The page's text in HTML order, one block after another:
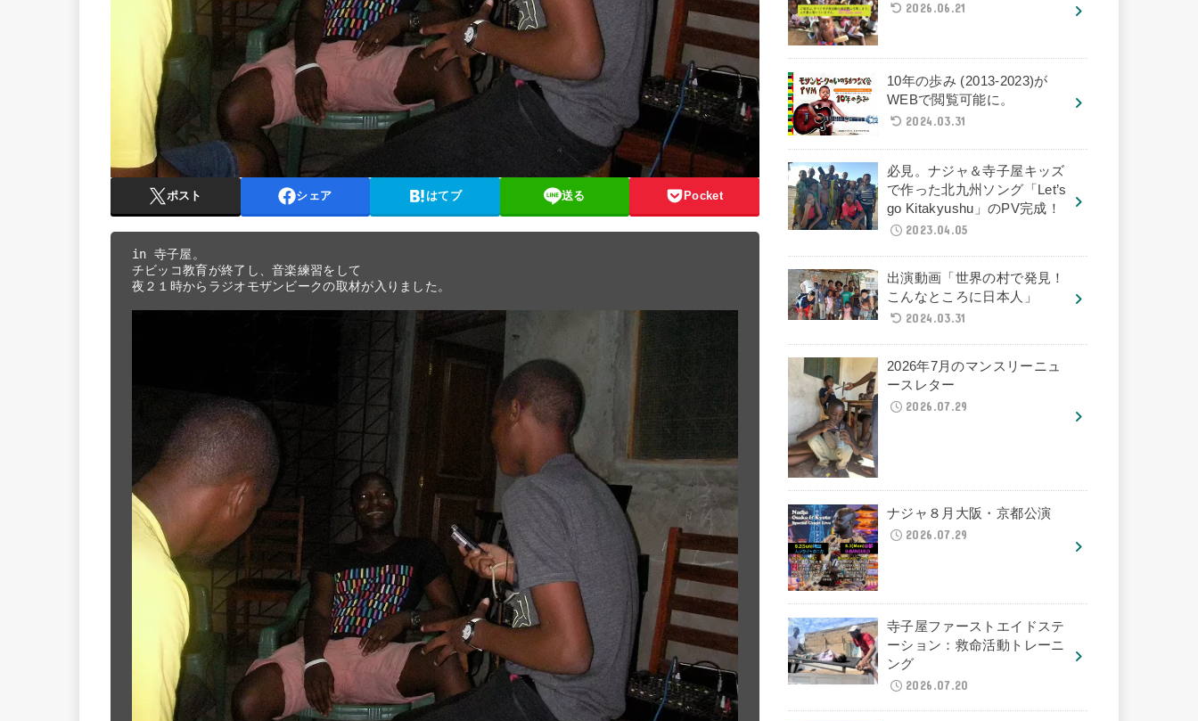
ポスト シェア はてブ 送る Pocket
in 寺子屋。
チビッコ教育が終了し、音楽練習をして
夜２１時からラジオモザンビークの取材が入りました。
2026.06.21
10年の歩み (2013-2023)が
WEBで閲覧可能に。
2024.03.31
必見。ナジャ＆寺子屋キッズ
で作った北九州ソング「Let’s
go Kitakyushu」のPV完成！
2023.04.05
出演動画「世界の村で発見！
こんなところに日本人」
2024.03.31
2026年7月のマンスリーニュ
ースレター
2026.07.29
ナジャ８月大阪・京都公演
2026.07.29
寺子屋ファーストエイドステ
ーション：救命活動トレーニ
ング
2026.07.20